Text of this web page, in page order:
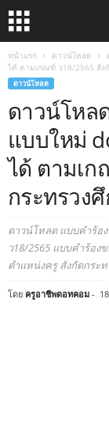
หน้าแรก ดาวน์โหลด
ได้ ตามเกณฑ์ ว18/2565 สัง
ดาวน์โหลด
ดาวน์โหล
แบบใหม่
ได้ ตามเ
กระทรวง
ดาวน์โหลด แบบคำร้อ
ว18/2565 แบบคำร้อง
ตำแหน่งครู สังกัดกระ
โดย ครูอาชีพดอทคอม -